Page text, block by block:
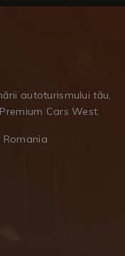
autoturismului tău,
Cars West.
Romania